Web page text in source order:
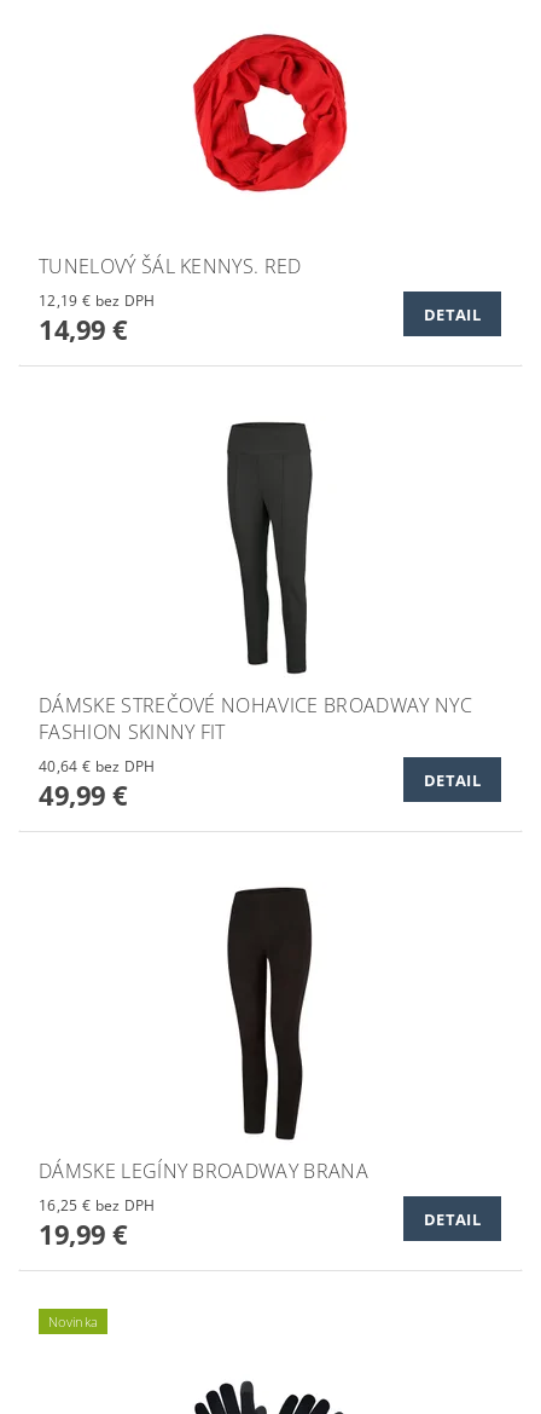
TUNELOVÝ ŠÁL KENNYS. RED
12,19 € bez DPH
14,99 € DETAIL
DÁMSKE STREČOVÉ NOHAVICE BROADWAY NYC
FASHION SKINNY FIT
40,64 € bez DPH
49,99 € DETAIL
DÁMSKE LEGÍNY BROADWAY BRANA
16,25 € bez DPH
19,99 € DETAIL
Novinka